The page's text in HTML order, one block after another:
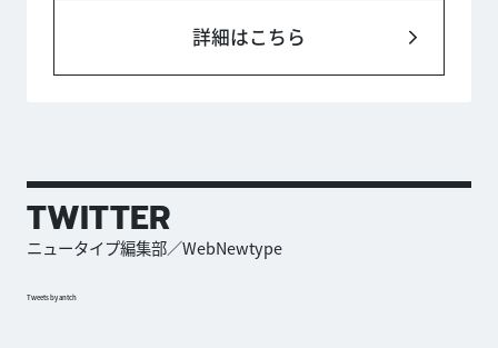
詳細はこちら
TWITTER
ニュータイプ編集部／WebNewtype
Tweets by antch